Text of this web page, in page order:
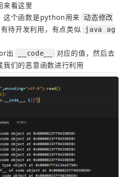
来看这里
这个函数是python用来 动态修改
有待开发利用，有点类似
java ag
出
__code__
对应的值，然后去
们的恶意函数进行利用